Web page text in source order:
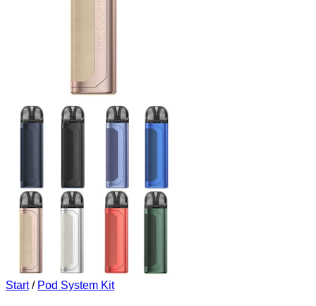
Start / Pod System Kit